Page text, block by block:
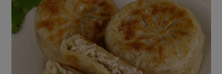
豆製品 米麵雜糧
肉品・水產
水產
常備菜
蔬食
2026年端午節預購圓滿結束
更多預購活動
社內大小事 合作聯合國
產品故事 生活提案
親子食育
認識合作社
關於我們
合作社組織
重要公告